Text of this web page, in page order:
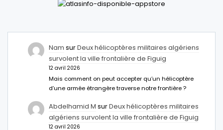
Nam surDeux hélicoptères militaires algériens
survolent la ville frontalière de Figuig
12 avril 2026
Mais comment on peut accepter qu’un hélicoptère
d’une armée étrangère traverse notre frontière ?
Abdelhamid M surDeux hélicoptères militaires
algériens survolent la ville frontalière de Figuig
12 avril 2026